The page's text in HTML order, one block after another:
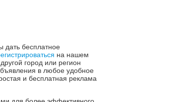
дать бесплатное
на нашем
город или регион
в любое удобное
и бесплатная реклама